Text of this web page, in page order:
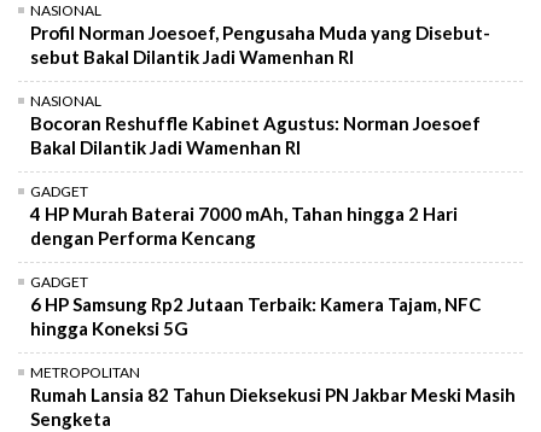
NASIONAL
Profil Norman Joesoef, Pengusaha Muda yang Disebut-
sebut Bakal Dilantik Jadi Wamenhan RI
NASIONAL
Bocoran Reshuffle Kabinet Agustus: Norman Joesoef
Bakal Dilantik Jadi Wamenhan RI
GADGET
4 HP Murah Baterai 7000 mAh, Tahan hingga 2 Hari
dengan Performa Kencang
GADGET
6 HP Samsung Rp2 Jutaan Terbaik: Kamera Tajam, NFC
hingga Koneksi 5G
METROPOLITAN
Rumah Lansia 82 Tahun Dieksekusi PN Jakbar Meski Masih
Sengketa